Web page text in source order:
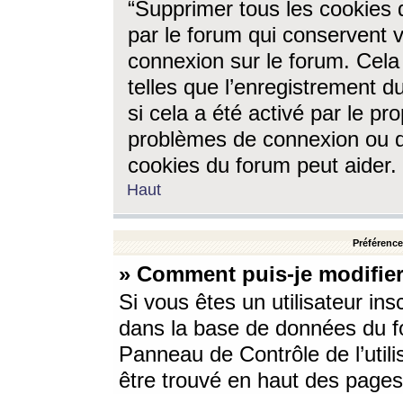
“Supprimer tous les cookies
par le forum qui conservent
connexion sur le forum.
telles que l’enregistrement
si cela a été activé par le
problèmes de connexion ou
cookies du forum peut aider.
Haut
» Comment puis-je
Si vous êtes un utilisateur
dans la base de données du
Panneau de Contrôle de
être trouvé en haut des